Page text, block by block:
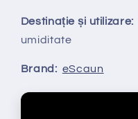
Destinație și utilizare:
umiditate
Brand: eScaun